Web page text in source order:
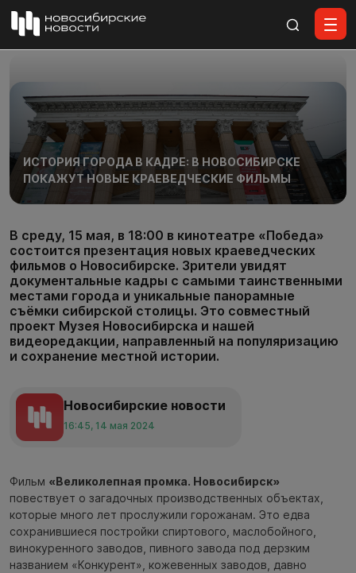
ИСТОРИЯ ГОРОДА В КАДРЕ: В НОВОСИБИРСКЕ
ПОКАЖУТ НОВЫЕ КРАЕВЕДЧЕСКИЕ ФИЛЬМЫ
В среду, 15 мая, в 18:00 в кинотеатре «Победа»
состоится презентация новых краеведческих
фильмов о Новосибирске. Зрители увидят
документальные кадры с самыми таинственными
местами города и уникальные панорамные
съёмки сибирской столицы. Это совместный
проект Музея Новосибирска и нашей
видеоредакции, направленный на популяризацию
и сохранение местной истории.
Новосибирские новости
16:45, 14 мая 2024
Фильм «Великолепная промка. Новосибирск»
повествует о загадочных производственных объектах,
которые много лет прослужили горожанам. Это едва
сохранившиеся постройки спиртового, маслобойного,
винокуренного заводов, пивного завода под дерзким
названием «Конкурент», кожевенных заводов, давно